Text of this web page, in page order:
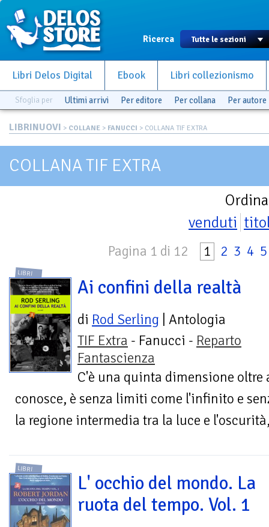
Ricerca
Libri Delos Digital Ebook Libri collezionismo
Sfoglia per Ultimi arrivi Per editore Per collana Per autore
LIBRINUOVI > COLLANE > FANUCCI > COLLANA TIF EXTRA
COLLANA TIF EXTRA
venduti
Pagina 1 di 12 1 2 3 4 5
LIBRI
Ai confini della realtà
di Rod Serling | Antologia
TIF Extra - Fanucci - Reparto
Fantascienza
C'è una quinta dimensione oltre
conosce, è senza limiti come l'infinito e
la regione intermedia tra la luce e
LIBRI
L' occhio del mondo. La
ruota del tempo. Vol. 1